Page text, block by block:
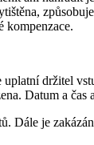
kompenzace.
držitel
Datum a čas
Dále je